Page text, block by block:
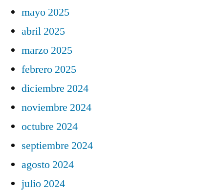
mayo 2025
abril 2025
marzo 2025
febrero 2025
diciembre 2024
noviembre 2024
octubre 2024
septiembre 2024
agosto 2024
julio 2024